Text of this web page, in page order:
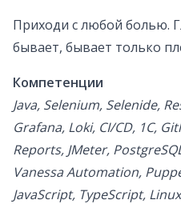
Приходи с любой болью.
бывает, бывает только
Компетенции
Java, Selenium, Selenide,
Grafana, Loki, CI/CD, 1С,
Reports, JMeter,
Vanessa Automation,
JavaScript, TypeScript,